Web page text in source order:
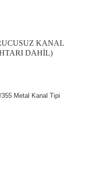
KANAL
DAHİL)